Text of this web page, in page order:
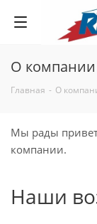
О компании
Главная - О
Мы рады
компании.
Наши